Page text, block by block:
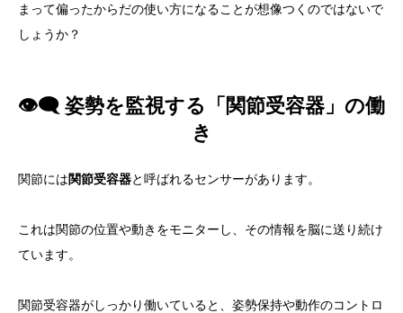
まって偏ったからだの使い方になることが想像つくのではないで
しょうか？
👁️‍🗨️ 姿勢を監視する「関節受容器」の働
き
関節には関節受容器と呼ばれるセンサーがあります。
これは関節の位置や動きをモニターし、その情報を脳に送り続け
ています。
関節受容器がしっかり働いていると、姿勢保持や動作のコントロ